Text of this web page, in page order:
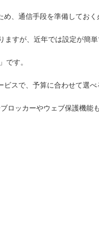
、通信手段を準備しておく
すが、近年では設定が簡
です。
スで、予算に合わせて選
ロッカーやウェブ保護機能